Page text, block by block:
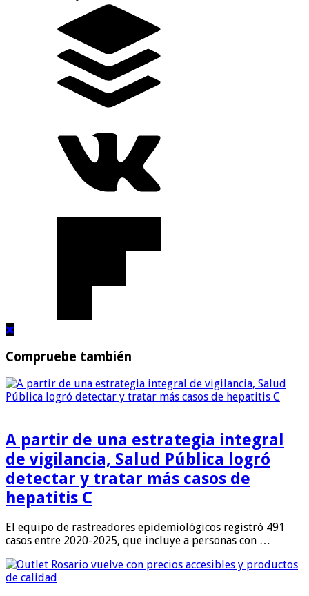
Compruebe también
A partir de una estrategia integral
de vigilancia, Salud Pública logró
detectar y tratar más casos de
hepatitis C
El equipo de rastreadores epidemiológicos registró 491
casos entre 2020-2025, que incluye a personas con …